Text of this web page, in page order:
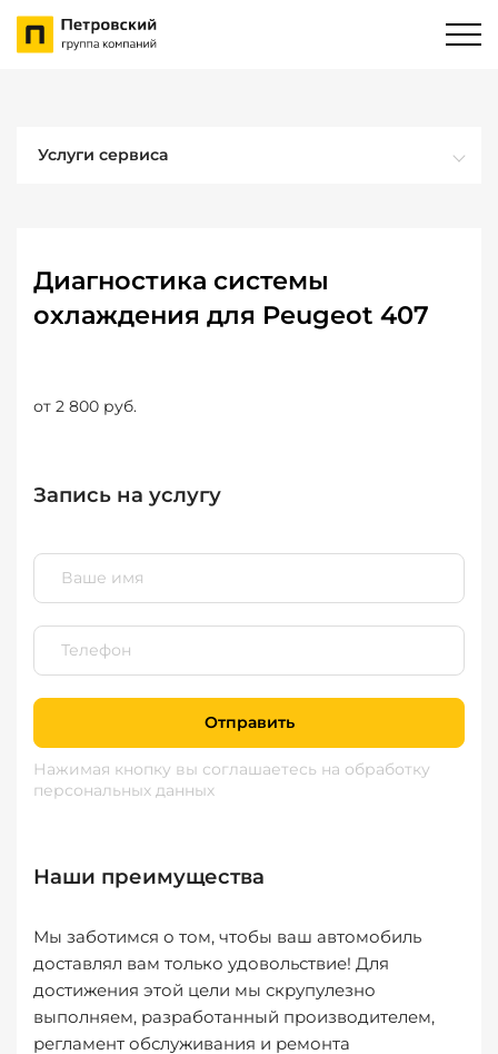
Услуги сервиса
Диагностика системы
охлаждения для Peugeot 407
от 2 800 руб.
Запись на услугу
Отправить
Нажимая кнопку вы соглашаетесь на обработку
персональных данных
Наши преимущества
Мы заботимся о том, чтобы ваш автомобиль
доставлял вам только удовольствие! Для
достижения этой цели мы скрупулезно
выполняем, разработанный производителем,
регламент обслуживания и ремонта